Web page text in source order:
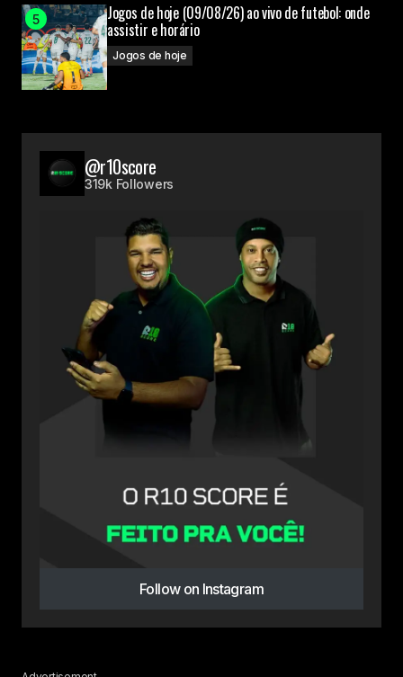
Jogos de hoje (09/08/26) ao vivo de futebol: onde
assistir e horário
Jogos de hoje
@r10score
319k Followers
Follow on Instagram